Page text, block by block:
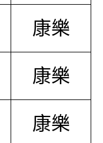
康樂
康樂
康樂